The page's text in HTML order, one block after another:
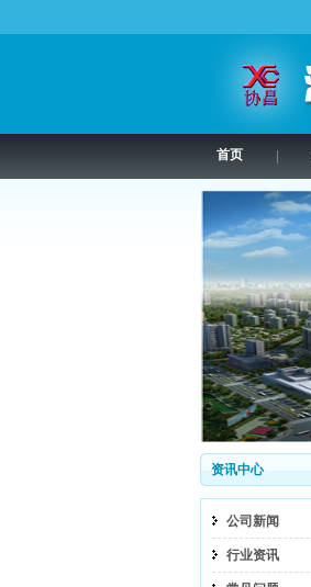
首页
资讯中心
公司新闻
行业资讯